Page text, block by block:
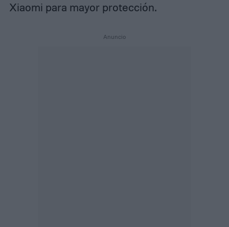
Xiaomi para mayor protección.